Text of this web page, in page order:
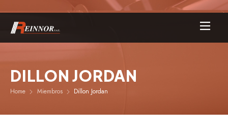
DILLON JORDAN
Home Miembros Dillon Jordan